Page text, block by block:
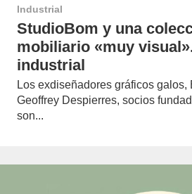
Industrial
StudioBom y una
mobiliario «muy
industrial
Los exdiseñadores gráficos galos,
Geoffrey Despierres, socios
son...